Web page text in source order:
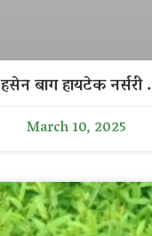
हसेन बाग हायटेक नर्सरी .
March 10, 2025